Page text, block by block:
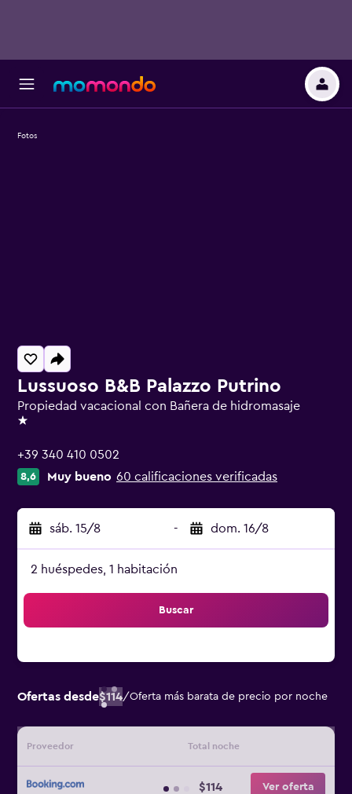
Lussuoso B&B Palazzo Putrino
Propiedad vacacional con Bañera de hidromasaje
1 estrella
+39 340 410 0502
8,6 Muy bueno 60 calificaciones verificadas
sáb. 15/8 - dom. 16/8
2 huéspedes, 1 habitación
Buscar
Ofertas desde$114/Oferta más barata de precio por noche
Proveedor Total noche
$114 Ver oferta
Fotos